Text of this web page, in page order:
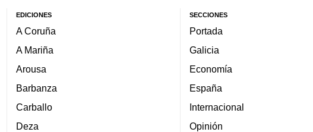
EDICIONES
A Coruña
A Mariña
Arousa
Barbanza
Carballo
Deza
SECCIONES
Portada
Galicia
Economía
España
Internacional
Opinión